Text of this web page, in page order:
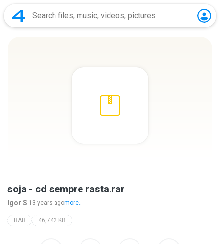
soja - cd sempre rasta.rar
Igor S.13 years agomore...
RAR 46,742 KB